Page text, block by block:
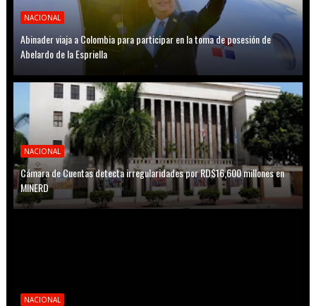
NACIONAL
Abinader viaja a Colombia para participar en la toma de posesión de
Abelardo de la Espriella
NACIONAL
Cámara de Cuentas detecta irregularidades por RD$16,600 millones en
MINERD
NACIONAL